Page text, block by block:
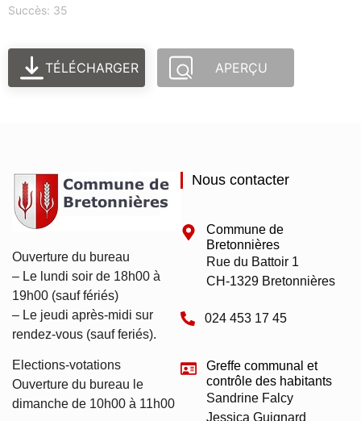
Succès: 35
TÉLÉCHARGER APERÇU
Ouverture du bureau
– Le lundi soir de 18h00 à
19h00 (sauf fériés)
– Le jeudi après-midi sur
rendez-vous (sauf feriés).
Elections-votations
Ouverture du bureau le
dimanche de 10h00 à 11h00
Nous contacter
Commune de
Bretonnières
Rue du Battoir 1
CH-1329 Bretonnières
024 453 17 45
Greffe communal et
contrôle des habitants
Sandrine Falcy
Jessica Guignard